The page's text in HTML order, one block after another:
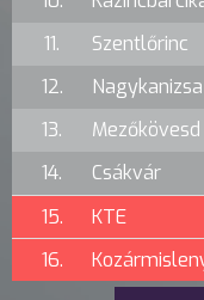
11.
Szentlőrinc
12.
Nagykanizsa
13.
Mezőkövesd
14.
Csákvár
15.
KTE
16.